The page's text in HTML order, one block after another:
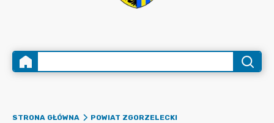
STRONA GŁÓWNA
POWIAT ZGORZELECKI